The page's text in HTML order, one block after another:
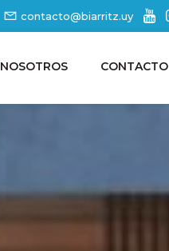
contacto@biarritz.uy
NOSOTROS CONTACTO